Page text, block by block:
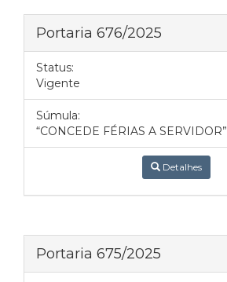
Portaria 676/2025
Status:
Vigente
Súmula:
“CONCEDE FÉRIAS A SERVIDOR”
Detalhes
Portaria 675/2025